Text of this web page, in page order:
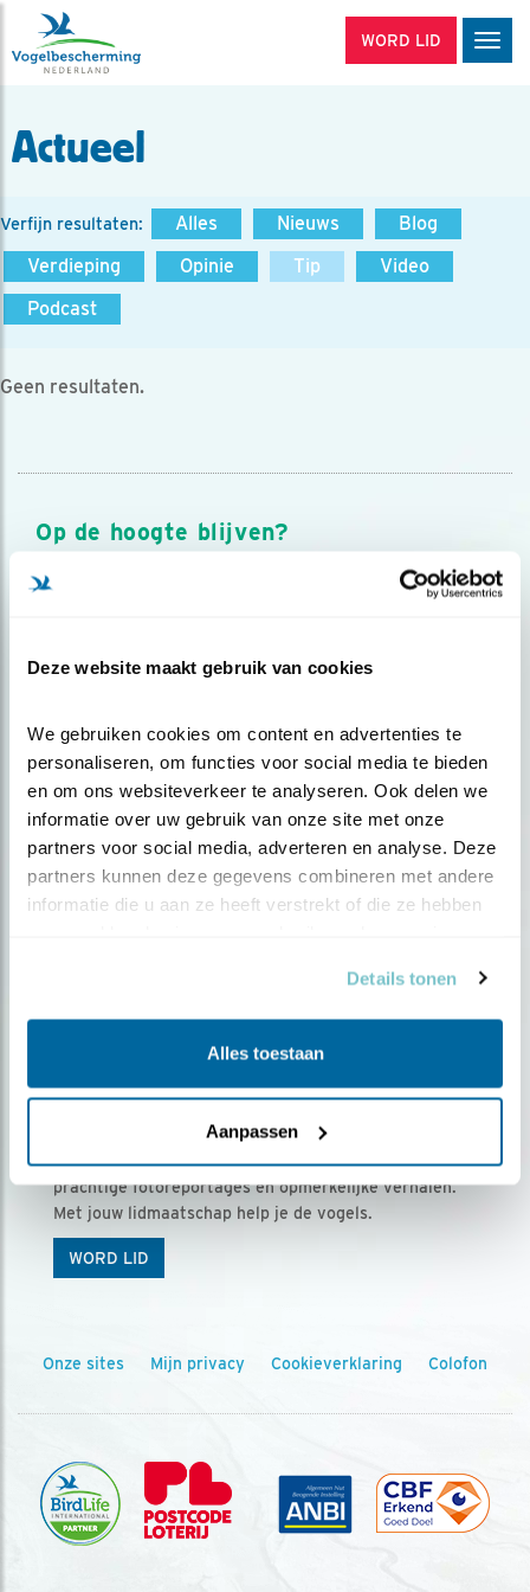
Deze website maakt gebruik van cookies
We gebruiken cookies om content en advertenties te
personaliseren, om functies voor social media te bieden
en om ons websiteverkeer te analyseren. Ook delen we
informatie over uw gebruik van onze site met onze
partners voor social media, adverteren en analyse. Deze
partners kunnen deze gegevens combineren met andere
informatie die u aan ze heeft verstrekt of die ze hebben
Details tonen
Alles toestaan
Aanpassen
WORD LID
Actueel
Verfijn resultaten: Alles Nieuws
Blog
Verdieping
Opinie Tip
Video
Podcast
Geen resultaten.
Op de hoogte blijven?
Meld je aan en ontvang nieuws, inspiratie, acties en tips
over vogels en activiteiten van Vogelbescherming.
Ontvang 5 x Vogels voor € 36,00 per jaar
Vogels is het tijdschrift voor onze leden, met
prachtige fotoreportages en opmerkelijke verhalen.
Met jouw lidmaatschap help je de vogels.
WORD LID
Onze sites Mijn privacy Cookieverklaring Colofon